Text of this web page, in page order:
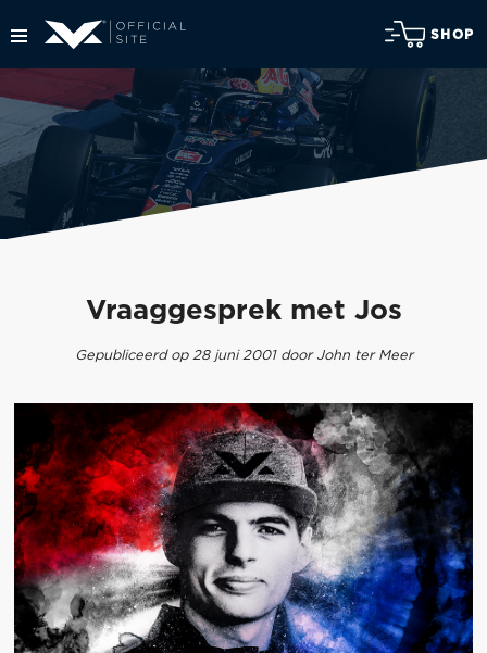
SHOP
Vraaggesprek met Jos
Gepubliceerd op 28 juni 2001 door John ter Meer